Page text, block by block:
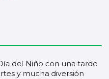
del Niño con una tarde
y mucha diversión